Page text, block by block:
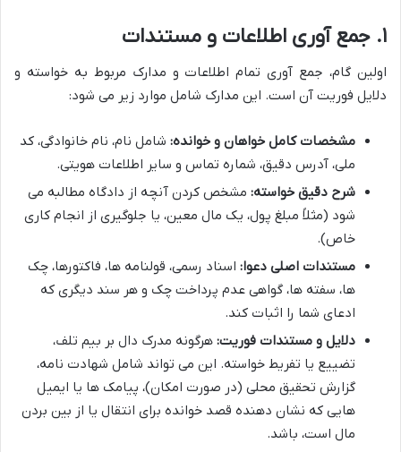
۱. جمع آوری اطلاعات و مستندات
اولین گام، جمع آوری تمام اطلاعات و مدارک مربوط به خواسته و
دلایل فوریت آن است. این مدارک شامل موارد زیر می شود:
مشخصات کامل خواهان و خوانده: شامل نام، نام خانوادگی، کد
ملی، آدرس دقیق، شماره تماس و سایر اطلاعات هویتی.
شرح دقیق خواسته: مشخص کردن آنچه از دادگاه مطالبه می
شود (مثلاً مبلغ پول، یک مال معین، یا جلوگیری از انجام کاری
خاص).
مستندات اصلی دعوا: اسناد رسمی، قولنامه ها، فاکتورها، چک
ها، سفته ها، گواهی عدم پرداخت چک و هر سند دیگری که
ادعای شما را اثبات کند.
دلایل و مستندات فوریت: هرگونه مدرک دال بر بیم تلف،
تضییع یا تفریط خواسته. این می تواند شامل شهادت نامه،
گزارش تحقیق محلی (در صورت امکان)، پیامک ها یا ایمیل
هایی که نشان دهنده قصد خوانده برای انتقال یا از بین بردن
مال است، باشد.